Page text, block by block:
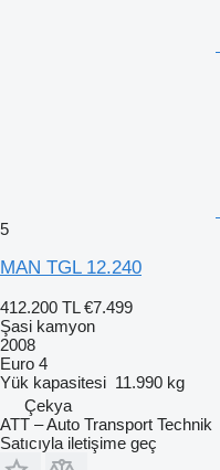
5
MAN TGL 12.240
412.200 TL €7.499
Şasi kamyon
2008
Euro 4
Yük kapasitesi 11.990 kg
Çekya
ATT – Auto Transport Technik
Satıcıyla iletişime geç